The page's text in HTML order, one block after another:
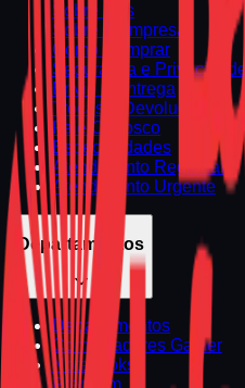
Sobre Nós
Sobre a Empresa
Como Comprar
Segurança e Privacidade
Envio e Entrega
Trocas e Devoluções
Fale Conosco
Especialidades
Atendimento Regional
Atendimento Urgente
Departamentos
Departamentos
Computadores Gamer
Notebooks